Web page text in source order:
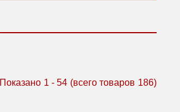
Показано 1 - 54 (всего товаров 186)